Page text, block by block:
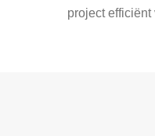
project efficiënt